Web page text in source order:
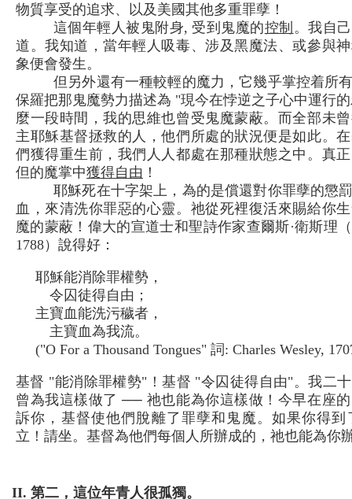
物質享受的追求、以及美國其他多重罪孽！
這個年輕人被鬼附身, 受到鬼魔的控制 。我自
道。我知道，當年輕人吸毒、涉及黑魔法、或參與
象便會發生。
但另外還有一種較輕的魔力，它幾乎掌控着所
保羅把那鬼魔勢力描述為 "現今在悖逆之子心中運行
麼一段時間，我的思維也曾受鬼魔蒙蔽。而全部未
主耶穌基督拯救的人，他們所處的狀況便是如此。
們獲得重生前，我們人人都處在那種狀態之中。真
但的魔掌中獲得自由 ！
耶穌死在十字架上，為的是償還對你罪孽的懲
血，來清洗你罪惡的心靈。祂從死裡復活來賜給你
魔的蒙蔽！偉大的宣道士和聖詩作家查爾斯·衛斯理（
1788）說得好：
耶穌能消除罪權勢，
令囚徒得自由；
主寶血能洗污穢者，
主寶血為我流。
("O For a Thousand Tongues" 詞: Charles Wesley,
基督 "能消除罪權勢"！基督 "令囚徒得自由"。我二
曾為我這樣做了 ── 祂也能為你這樣做！今早在座
訴你，基督使他們脫離了罪孽和鬼魔。如果你得
立！請坐。基督為他們每個人所辦成的，祂也能為你
II. 第二，這位年青人很孤獨。